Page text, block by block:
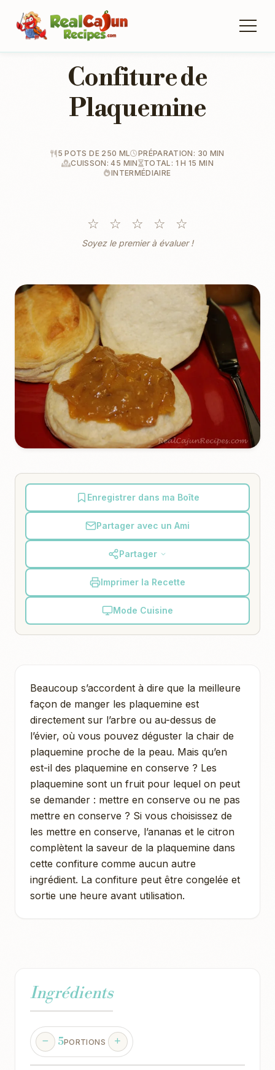
Confiture de
Plaquemine
5 POTS DE 250 ML
PRÉPARATION: 30 MIN
CUISSON: 45 MIN
TOTAL: 1 H 15 MIN
INTERMÉDIAIRE
☆ ☆ ☆ ☆ ☆
Soyez le premier à évaluer !
Enregistrer dans ma Boîte
Partager avec un Ami
Partager
Imprimer la Recette
Mode Cuisine
Beaucoup s’accordent à dire que la meilleure
façon de manger les plaquemine est
directement sur l’arbre ou au-dessus de
l’évier, où vous pouvez déguster la chair de
plaquemine proche de la peau. Mais qu’en
est-il des plaquemine en conserve ? Les
plaquemine sont un fruit pour lequel on peut
se demander : mettre en conserve ou ne pas
mettre en conserve ? Si vous choisissez de
les mettre en conserve, l’ananas et le citron
complètent la saveur de la plaquemine dans
cette confiture comme aucun autre
ingrédient. La confiture peut être congelée et
sortie une heure avant utilisation.
Ingrédients
5PORTIONS